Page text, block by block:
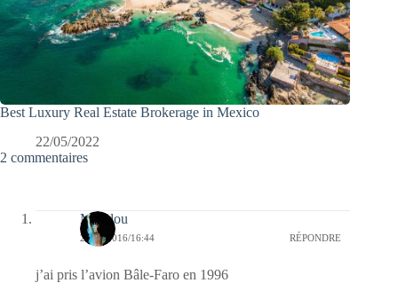
Best Luxury Real Estate Brokerage in Mexico
22/05/2022
2 commentaires
Marylou
23/09/2016/16:44 RÉPONDRE
j’ai pris l’avion Bâle-Faro en 1996